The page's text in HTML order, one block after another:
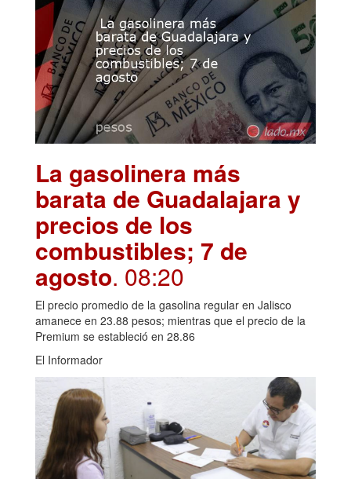
La gasolinera más
barata de Guadalajara y
precios de los
combustibles; 7 de
agosto. 08:20
El precio promedio de la gasolina regular en Jalisco
amanece en 23.88 pesos; mientras que el precio de la
Premium se estableció en 28.86
El Informador